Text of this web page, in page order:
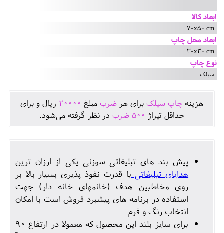
ابعاد کالا
70x50 cm
ابعاد محل چاپ
30x30 cm
نوع چاپ
سیلک
هزينه چاپ سیلک برای هر ضرب مبلغ 20000 ريال و برای
حداقل تيراژ 500 ضرب در نظر گرفته می‌شود.
پیش بند های تبلیغاتی سوزنی یکی از ارزان ترین
هدایای تبلیغاتی با قدرت نفوذ پذیری بسیار بالا بر
روی مخاطبین هدف (خانمهای خانه دار) جهت
استفاده در برنامه های پیشبرد فروش است با امکان
انتخاب رنگ و فرم.
برای سایز بلند این محصول که معمولا در ارتفاع 90